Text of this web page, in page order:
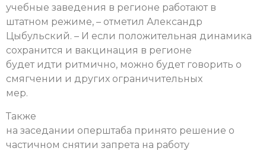
учебные заведения в регионе работают в
штатном режиме, – отметил Александр
Цыбульский. – И если положительная динамика
сохранится и вакцинация в регионе
будет идти ритмично, можно будет говорить о
смягчении и других ограничительных
мер.
Также
на заседании оперштаба принято решение о
частичном снятии запрета на работу